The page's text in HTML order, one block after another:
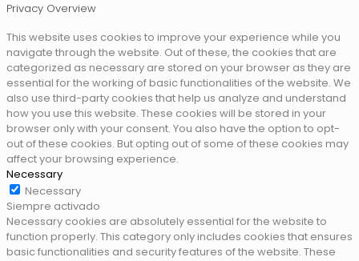
Privacy Overview
This website uses cookies to improve your experience while you
navigate through the website. Out of these, the cookies that are
categorized as necessary are stored on your browser as they are
essential for the working of basic functionalities of the website. We
also use third-party cookies that help us analyze and understand
how you use this website. These cookies will be stored in your
browser only with your consent. You also have the option to opt-
out of these cookies. But opting out of some of these cookies may
affect your browsing experience.
Necessary
Necessary
Siempre activado
Necessary cookies are absolutely essential for the website to
function properly. This category only includes cookies that ensures
basic functionalities and security features of the website. These